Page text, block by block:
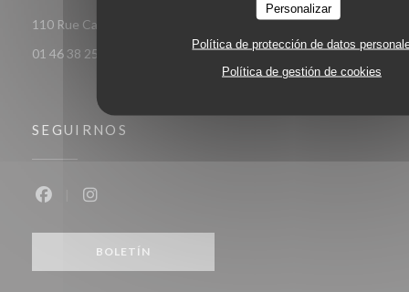
Personalizar
Política de protección de datos
Política de gestión de cookies
110 Rue Camille Desmoulins 92130 ISSY LES MOULINEAUX
01 46 38 25 77
SEGUIRNOS
BOLETÍN